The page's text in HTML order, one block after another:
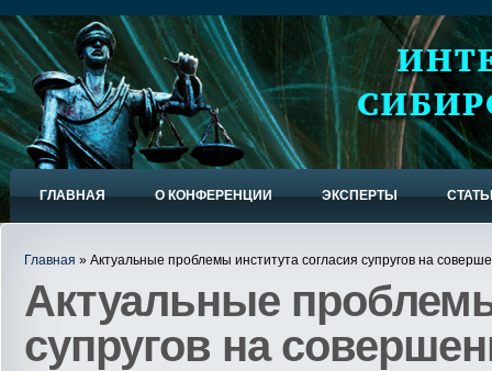
ГЛАВНАЯ О КОНФЕРЕНЦИИ ЭКСПЕРТЫ
Главная » Актуальные проблемы института согласия супругов на
Актуальные
супругов на